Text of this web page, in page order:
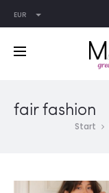
EUR
fair fashion
Start